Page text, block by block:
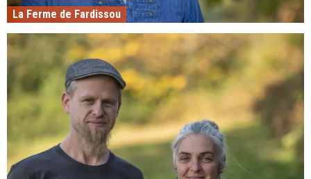
La Ferme de Fardissou